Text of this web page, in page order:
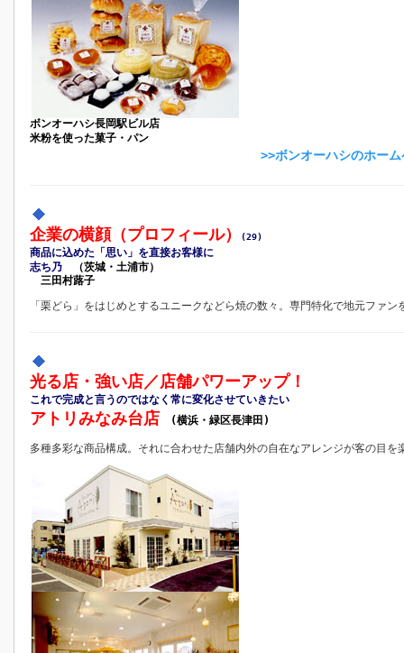
ボンオーハシ長岡駅ビル店
米粉を使った菓子・パン
>>ボンオーハシのホー
企業の横顔（プロフィール） (29)
商品に込めた「思い」を直接お客様に
志ち乃
（茨城・土浦市）
三田村蕗子
「栗どら」をはじめとするユニークなどら焼の数々。専門特化で地元ファン
光る店・強い店／店舗パワーアップ！
これで完成と言うのではなく常に変化させていきたい
アトリみなみ台店 (横浜・緑区長津田)
多種多彩な商品構成。それに合わせた店舗内外の自在なアレンジが客の目を